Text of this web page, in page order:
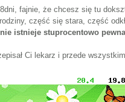
fajnie, że chcesz się tu
część się stara, część
istnieje stuprocentowo
Ci lekarz i przede